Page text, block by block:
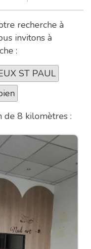
recherche à
invitons à
:
ST PAUL
de 8 kilomètres :